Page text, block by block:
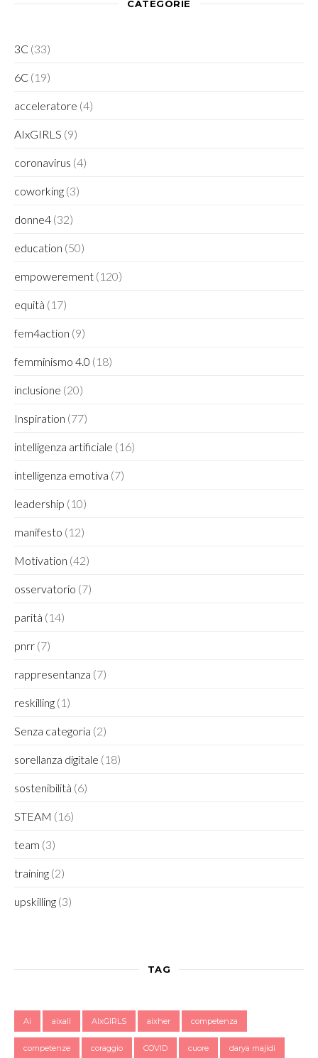
CATEGORIE
3C (33)
6C (19)
acceleratore (4)
AIxGIRLS (9)
coronavirus (4)
coworking (3)
donne4 (32)
education (50)
empowerement (120)
equità (17)
fem4action (9)
femminismo 4.0 (18)
inclusione (20)
Inspiration (77)
intelligenza artificiale (16)
intelligenza emotiva (7)
leadership (10)
manifesto (12)
Motivation (42)
osservatorio (7)
parità (14)
pnrr (7)
rappresentanza (7)
reskilling (1)
Senza categoria (2)
sorellanza digitale (18)
sostenibilità (6)
STEAM (16)
team (3)
training (2)
upskilling (3)
TAG
Ai aixall AIxGIRLS aixher competenza
competenze coraggio COVID cuore darya majidi